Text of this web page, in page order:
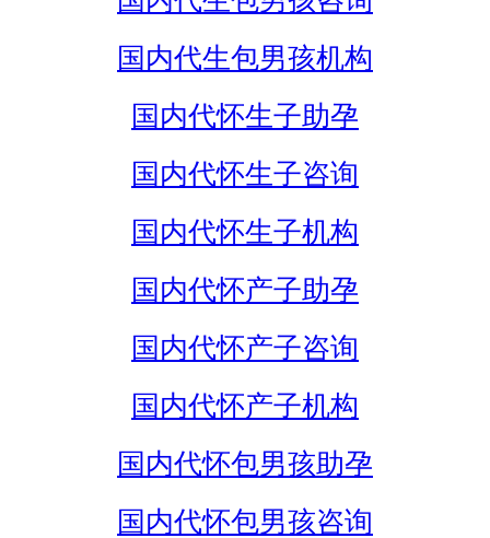
国内代生包男孩机构
国内代怀生子助孕
国内代怀生子咨询
国内代怀生子机构
国内代怀产子助孕
国内代怀产子咨询
国内代怀产子机构
国内代怀包男孩助孕
国内代怀包男孩咨询